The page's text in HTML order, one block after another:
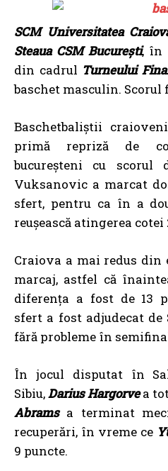
SCM Universitatea
Steaua CSM București, în
din cadrul Turneului
baschet masculin. Scorul
Baschetbaliștii
primă repriză de
bucureșteni cu scorul
Vuksanovic a marcat
sfert, pentru ca în a
reușească atingerea cotei
Craiova a mai redus din
marcaj, astfel că
diferența a fost de 13
sfert a fost adjudecat de
fără probleme în
În jocul disputat în
Sibiu,Darius Hargorvea
Abrams a terminat
recuperări, în vreme ce
9 puncte.